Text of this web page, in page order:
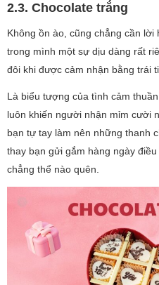
2.3. Chocolate trắng
Không ồn ào, cũng chẳng cần
trong mình một sự dịu dàng rất
đôi khi được cảm nhận bằng trái
Là biểu tượng của tình cảm
luôn khiến người nhận mỉm cười
bạn tự tay làm nên những thanh
thay bạn gửi gắm hàng ngày
chẳng thể nào quên.